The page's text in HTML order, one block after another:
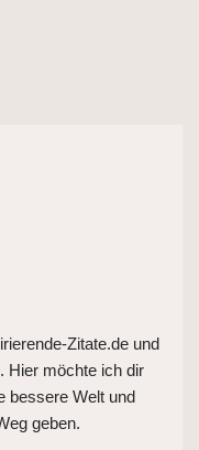
Zitate.de und
Hier möchte ich dir
bessere Welt und
geben.